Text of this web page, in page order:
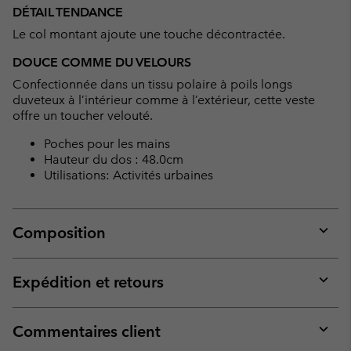
DÉTAIL TENDANCE
Le col montant ajoute une touche décontractée.
DOUCE COMME DU VELOURS
Confectionnée dans un tissu polaire à poils longs
duveteux à l’intérieur comme à l’extérieur, cette veste
offre un toucher velouté.
Poches pour les mains
Hauteur du dos : 48.0cm
Utilisations: Activités urbaines
Composition
or
Expédition et retours
or
Commentaires client